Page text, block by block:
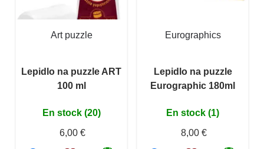
Art puzzle
Lepidlo na puzzle ART
100 ml
En stock (20)
6,00 €
Eurographics
Lepidlo na puzzle
Eurographic 180ml
En stock (1)
8,00 €